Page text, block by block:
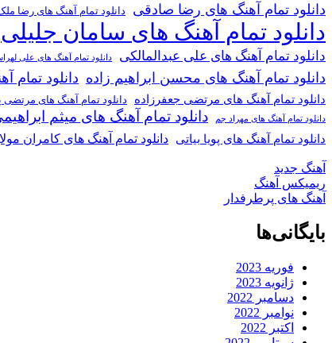
دانلود تمام آهنگ های رضا صادقی
دانلود تمام آهنگ های رضا
دانلود تمام آهنگ های سامان جلیلی
دانلود تمام آهنگ های علی عبدالمالکی دانلود تمام آهنگ های علی
دانلود تمام آهنگ های محسن ابراهیم زاده دانلود
دانلود تمام آهنگ های مرتضی جعفرزاده دانلود تمام آهنگ های مرتضی
دانلود تمام آهنگ های مهراد جم دانلود تمام آهنگ های میثم
دانلود تمام آهنگ های پویا بیاتی دانلود تمام آهنگ های کامران
آهنگ جدید
ریمیکس آهنگ
آهنگ های پرطرفدار
بایگانی‌ها
فوریه 2023
ژانویه 2023
دسامبر 2022
نوامبر 2022
اکتبر 2022